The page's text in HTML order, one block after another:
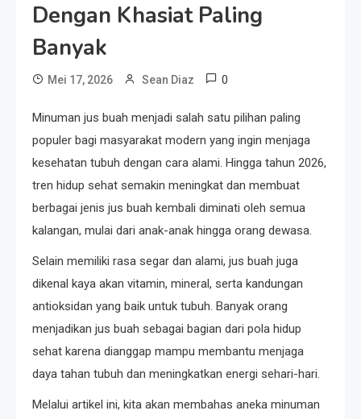
Dengan Khasiat Paling
Banyak
Mei 17, 2026 Sean Diaz 0
Minuman jus buah menjadi salah satu pilihan paling
populer bagi masyarakat modern yang ingin menjaga
kesehatan tubuh dengan cara alami. Hingga tahun 2026,
tren hidup sehat semakin meningkat dan membuat
berbagai jenis jus buah kembali diminati oleh semua
kalangan, mulai dari anak-anak hingga orang dewasa.
Selain memiliki rasa segar dan alami, jus buah juga
dikenal kaya akan vitamin, mineral, serta kandungan
antioksidan yang baik untuk tubuh. Banyak orang
menjadikan jus buah sebagai bagian dari pola hidup
sehat karena dianggap mampu membantu menjaga
daya tahan tubuh dan meningkatkan energi sehari-hari.
Melalui artikel ini, kita akan membahas aneka minuman